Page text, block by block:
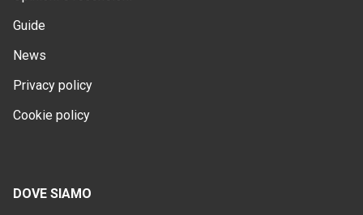
Guide
News
Privacy policy
Cookie policy
DOVE SIAMO